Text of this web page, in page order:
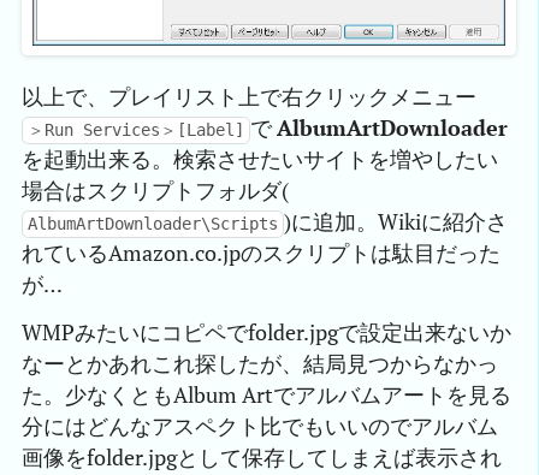
以上で、プレイリスト上で右クリックメニュー
＞Run Services＞[Label] でAlbumArtDownloader
を起動出来る。検索させたいサイトを増やしたい
場合はスクリプトフォルダ(
AlbumArtDownloader\Scripts )に追加。Wikiに紹介さ
れているAmazon.co.jpのスクリプトは駄目だった
が…
WMPみたいにコピペでfolder.jpgで設定出来ないか
なーとかあれこれ探したが、結局見つからなかっ
た。少なくともAlbum Artでアルバムアートを見る
分にはどんなアスペクト比でもいいのでアルバム
画像をfolder.jpgとして保存してしまえば表示され